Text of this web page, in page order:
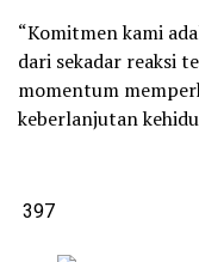
“Komitmen kami
dari sekadar reaksi
momentum
keberlanjutan
397